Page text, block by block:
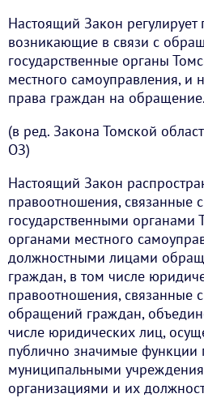
Настоящий Закон
возникающие в связи с
государственные органы
местного самоуправления, и
права граждан на обращение.
(в ред. Закона Томской
ОЗ)
Настоящий Закон
правоотношения, связанные
государственными органами
органами местного
должностными лицами
граждан, в том числе
правоотношения, связанные
обращений граждан,
числе юридических лиц,
публично значимые функции
муниципальными
организациями и их